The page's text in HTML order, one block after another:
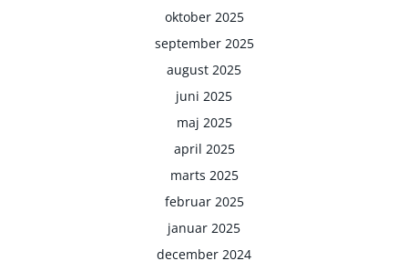
oktober 2025
september 2025
august 2025
juni 2025
maj 2025
april 2025
marts 2025
februar 2025
januar 2025
december 2024